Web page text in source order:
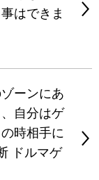
はできま
ーンにあ
自分はゲ
時相手に
ドルマゲ